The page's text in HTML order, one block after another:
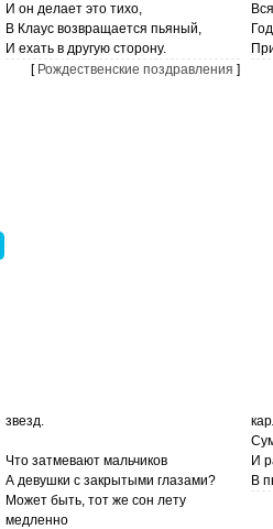
И он делает это тихо,
В Клаус возвращается пьяный,
И ехать в другую сторону.
[ Рождественские поздравления ]
звезд.
Что затмевают мальчиков
А девушки с закрытыми глазами?
Может быть, тот же сон лету
медленно
И
В